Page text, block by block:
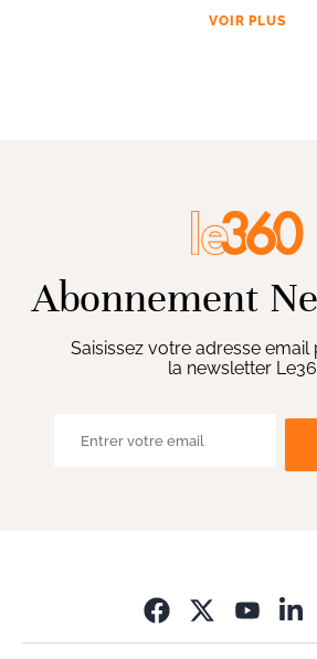
VOIR PLUS
Abonnement
Saisissez votre adresse
la newsletter